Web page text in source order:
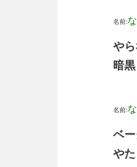
名前:
や
暗
名前:
ベ
や